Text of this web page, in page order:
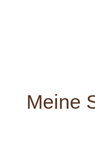
Meine